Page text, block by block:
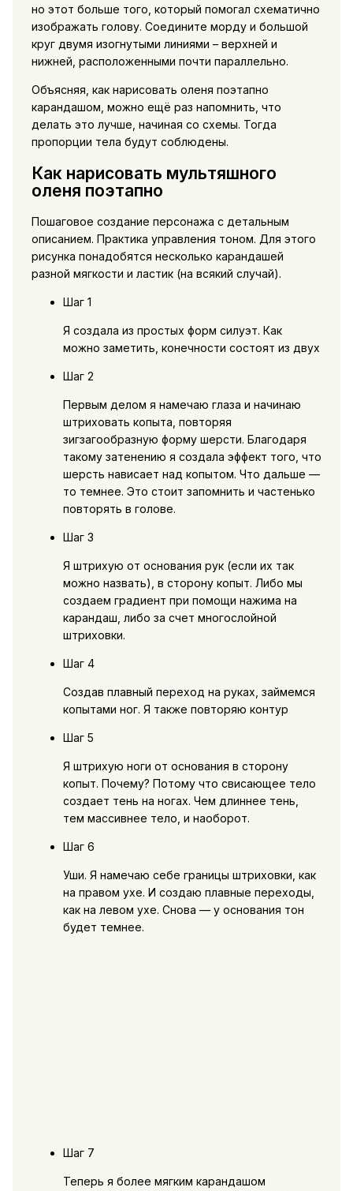
но этот больше того, который помогал схематично
изображать голову. Соедините морду и большой
круг двумя изогнутыми линиями – верхней и
нижней, расположенными почти параллельно.
Объясняя, как нарисовать оленя поэтапно
карандашом, можно ещё раз напомнить, что
делать это лучше, начиная со схемы. Тогда
пропорции тела будут соблюдены.
Как нарисовать мультяшного
оленя поэтапно
Пошаговое создание персонажа с детальным
описанием. Практика управления тоном. Для этого
рисунка понадобятся несколько карандашей
разной мягкости и ластик (на всякий случай).
Шаг 1
Я создала из простых форм силуэт. Как
можно заметить, конечности состоят из двух
Шаг 2
Первым делом я намечаю глаза и начинаю
штриховать копыта, повторяя
зигзагообразную форму шерсти. Благодаря
такому затенению я создала эффект того, что
шерсть нависает над копытом. Что дальше —
то темнее. Это стоит запомнить и частенько
повторять в голове.
Шаг 3
Я штрихую от основания рук (если их так
можно назвать), в сторону копыт. Либо мы
создаем градиент при помощи нажима на
карандаш, либо за счет многослойной
штриховки.
Шаг 4
Создав плавный переход на руках, займемся
копытами ног. Я также повторяю контур
Шаг 5
Я штрихую ноги от основания в сторону
копыт. Почему? Потому что свисающее тело
создает тень на ногах. Чем длиннее тень,
тем массивнее тело, и наоборот.
Шаг 6
Уши. Я намечаю себе границы штриховки, как
на правом ухе. И создаю плавные переходы,
как на левом ухе. Снова — у основания тон
будет темнее.
Шаг 7
Теперь я более мягким карандашом